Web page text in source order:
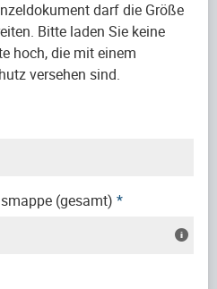
darf die Größe
Bitte laden Sie keine
hoch, die mit einem
versehen sind.
(gesamt) *